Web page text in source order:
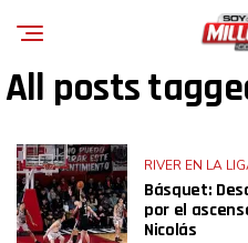
All posts
RIVER EN LA
Básquet:
por el
Nicolás